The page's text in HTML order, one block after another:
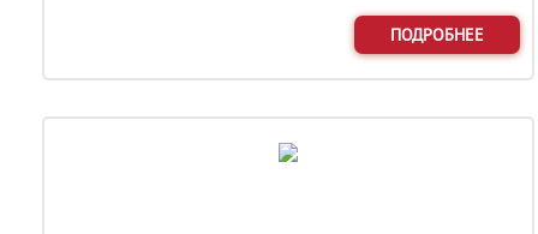
ПОДРОБНЕЕ